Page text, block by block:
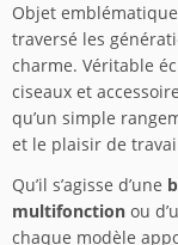
Objet
traversé les
charme. Véritable
ciseaux et
qu’un simple
et le plaisir de
Qu’il s’agisse d’une
multifonction ou
chaque modèle